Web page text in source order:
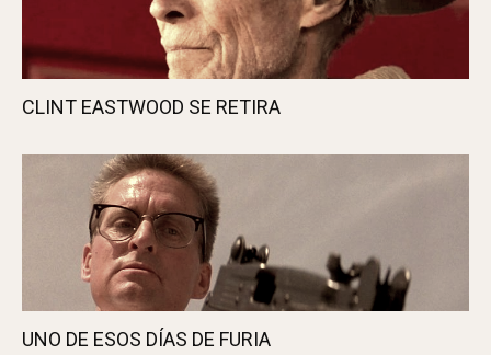
CLINT EASTWOOD SE RETIRA